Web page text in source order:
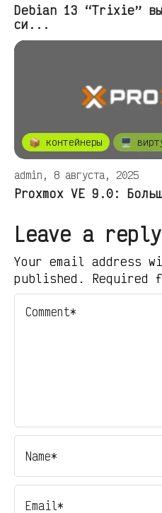
Debian 13 “Trixie”
си...
📦 контейнеры 🖥️
admin, 8 августа, 2025
Proxmox VE 9.0:
Leave a reply
Your email address
published. Required